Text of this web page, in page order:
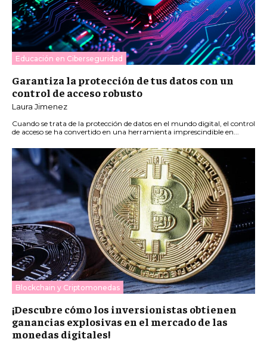
Educación en Ciberseguridad
Garantiza la protección de tus datos con un
control de acceso robusto
Laura Jimenez
Cuando se trata de la protección de datos en el mundo digital, el control
de acceso se ha convertido en una herramienta imprescindible en...
Blockchain y Criptomonedas
¡Descubre cómo los inversionistas obtienen
ganancias explosivas en el mercado de las
monedas digitales!